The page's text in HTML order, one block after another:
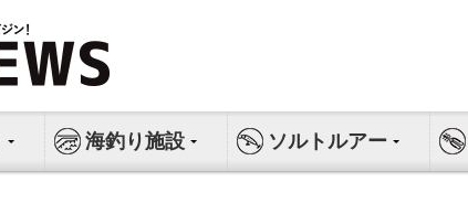
海釣り施設 ソルトルアー